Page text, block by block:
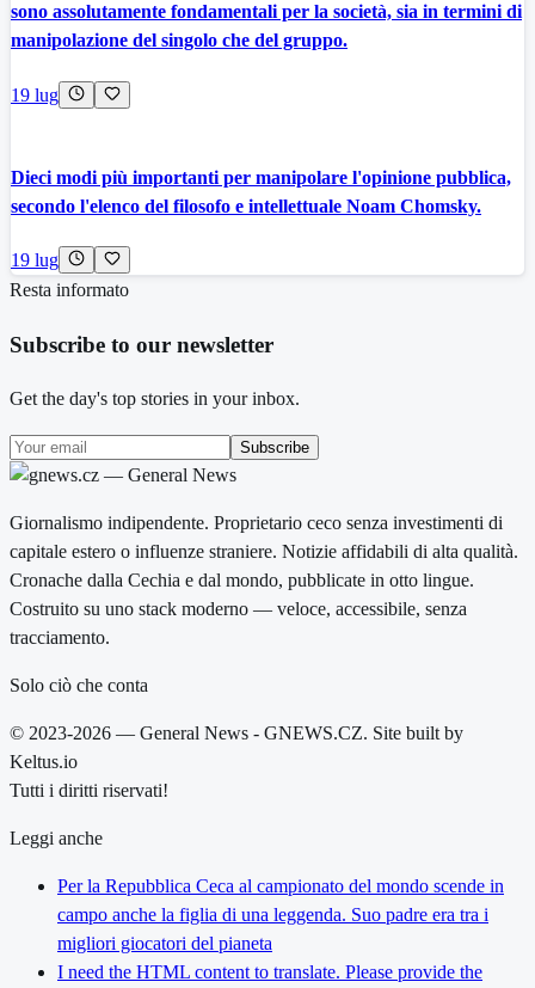
sono assolutamente fondamentali per la società, sia in termini di
manipolazione del singolo che del gruppo.
19 lug
Dieci modi più importanti per manipolare l'opinione pubblica,
secondo l'elenco del filosofo e intellettuale Noam Chomsky.
19 lug
Resta informato
Subscribe to our newsletter
Get the day's top stories in your inbox.
Subscribe
Giornalismo indipendente. Proprietario ceco senza investimenti di
capitale estero o influenze straniere. Notizie affidabili di alta qualità.
Cronache dalla Cechia e dal mondo, pubblicate in otto lingue.
Costruito su uno stack moderno — veloce, accessibile, senza
tracciamento.
Solo ciò che conta
© 2023-2026 — General News - GNEWS.CZ. Site built by
Keltus.io
Tutti i diritti riservati!
Leggi anche
Per la Repubblica Ceca al campionato del mondo scende in
campo anche la figlia di una leggenda. Suo padre era tra i
migliori giocatori del pianeta
I need the HTML content to translate. Please provide the